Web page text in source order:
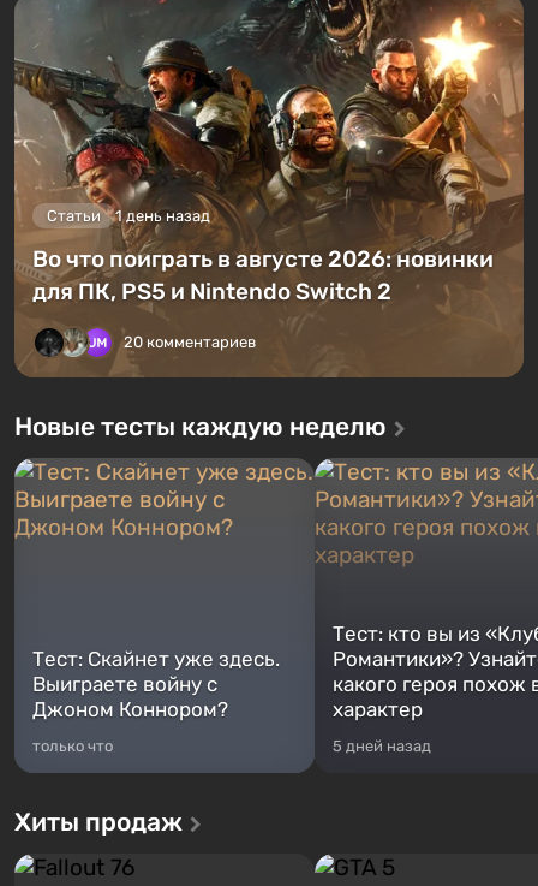
Статьи 1 день назад
Во что поиграть в августе 2026: новинки
для ПК, PS5 и Nintendo Switch 2
20 комментариев
Новые тесты каждую неделю
Тест: Скайнет уже здесь.
Выиграете войну с
Джоном Коннором?
только что
Тест: кто вы из
Романтики»?
какого героя похож
характер
5 дней назад
Хиты продаж